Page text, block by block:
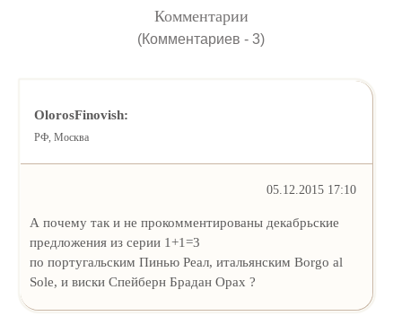
Комментарии
(Комментариев - 3)
OlorosFinovish:
РФ, Москва
05.12.2015 17:10
А почему так и не прокомментированы декабрьские
предложения из серии 1+1=3
по португальским Пинью Реал, итальянским Borgo al
Sole, и виски Спейберн Брадан Орах ?